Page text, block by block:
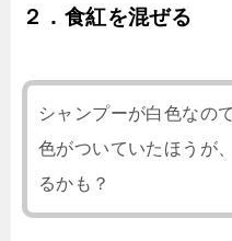
２．食紅を混ぜる
シャンプーが白色なの
色がついていたほうが
るかも？